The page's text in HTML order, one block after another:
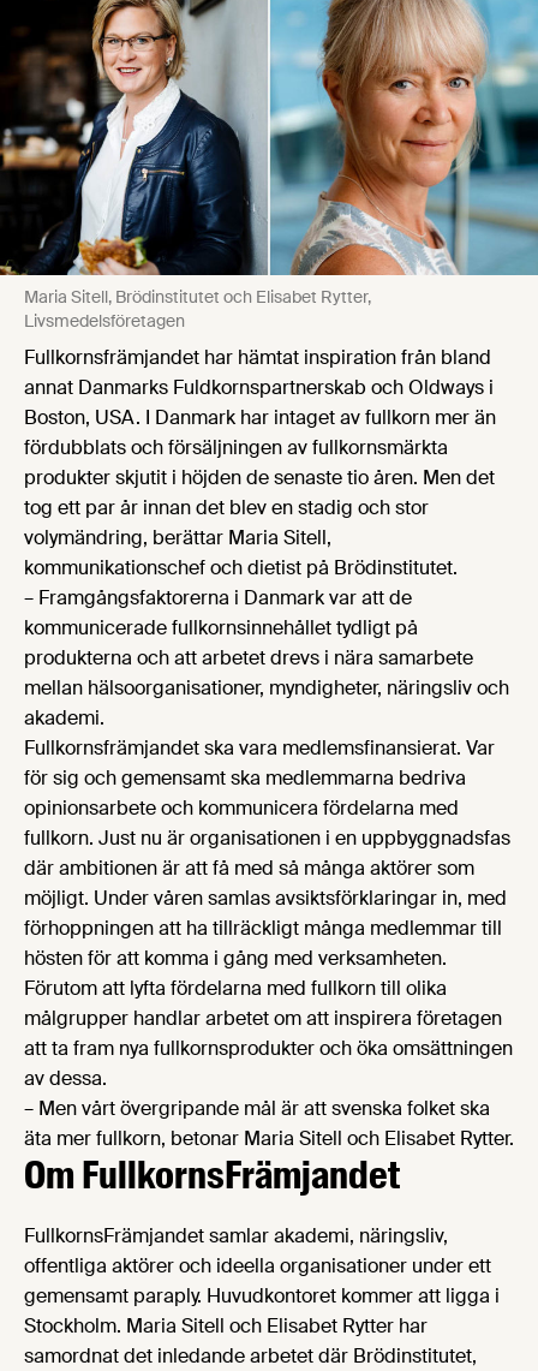
Maria Sitell, Brödinstitutet och Elisabet Rytter,
Livsmedelsföretagen
Fullkornsfrämjandet har hämtat inspiration från bland
annat Danmarks Fuldkornspartnerskab och Oldways i
Boston, USA. I Danmark har intaget av fullkorn mer än
fördubblats och försäljningen av fullkornsmärkta
produkter skjutit i höjden de senaste tio åren. Men det
tog ett par år innan det blev en stadig och stor
volymändring, berättar Maria Sitell,
kommunikationschef och dietist på Brödinstitutet.
– Framgångsfaktorerna i Danmark var att de
kommunicerade fullkornsinnehållet tydligt på
produkterna och att arbetet drevs i nära samarbete
mellan hälsoorganisationer, myndigheter, näringsliv och
akademi.
Fullkornsfrämjandet ska vara medlemsfinansierat. Var
för sig och gemensamt ska medlemmarna bedriva
opinionsarbete och kommunicera fördelarna med
fullkorn. Just nu är organisationen i en uppbyggnadsfas
där ambitionen är att få med så många aktörer som
möjligt. Under våren samlas avsiktsförklaringar in, med
förhoppningen att ha tillräckligt många medlemmar till
hösten för att komma i gång med verksamheten.
Förutom att lyfta fördelarna med fullkorn till olika
målgrupper handlar arbetet om att inspirera företagen
att ta fram nya fullkornsprodukter och öka omsättningen
av dessa.
– Men vårt övergripande mål är att svenska folket ska
äta mer fullkorn, betonar Maria Sitell och Elisabet Rytter.
Om FullkornsFrämjandet
FullkornsFrämjandet samlar akademi, näringsliv,
offentliga aktörer och ideella organisationer under ett
gemensamt paraply. Huvudkontoret kommer att ligga i
Stockholm. Maria Sitell och Elisabet Rytter har
samordnat det inledande arbetet där Brödinstitutet,